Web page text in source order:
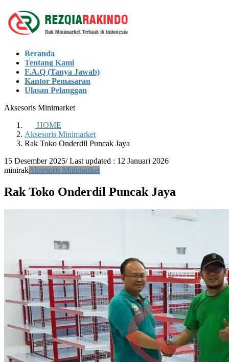
Skip
to
the
Skip
to
the
Beranda
Tentang Kami
F.A.Q (Tanya Jawab)
Kantor Pemasaran
Ulasan Pelanggan
Aksesoris Minimarket
HOME
Aksesoris Minimarket
Rak Toko Onderdil Puncak Jaya
15 Desember 2025/ Last updated : 12 Januari 2026
minirakAksesoris Minimarket
Rak Toko Onderdil Puncak Jaya